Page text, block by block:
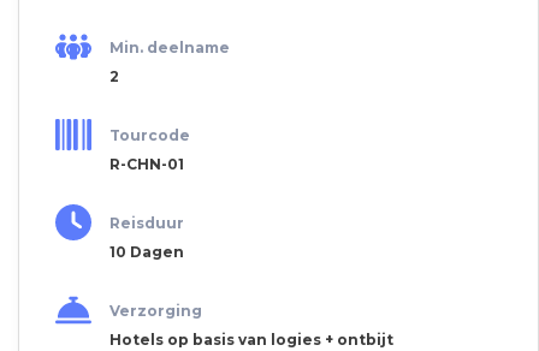
Min. deelname
2
Tourcode
R-CHN-01
Reisduur
10 Dagen
Verzorging
Hotels op basis van logies + ontbijt